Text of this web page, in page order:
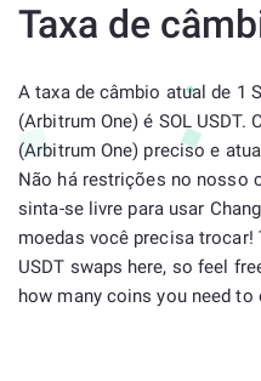
Taxa de
A taxa de câmbio atual de 1
(Arbitrum One) é SOL USDT.
(Arbitrum One) preciso e
Não há restrições no nosso
sinta-se livre para usar
moedas você precisa
USDT swaps here, so feel
how many coins you need to